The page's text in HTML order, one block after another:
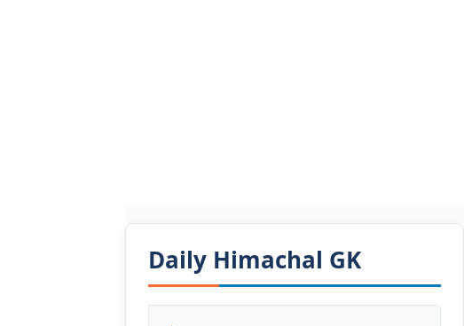
Daily Himachal GK​​